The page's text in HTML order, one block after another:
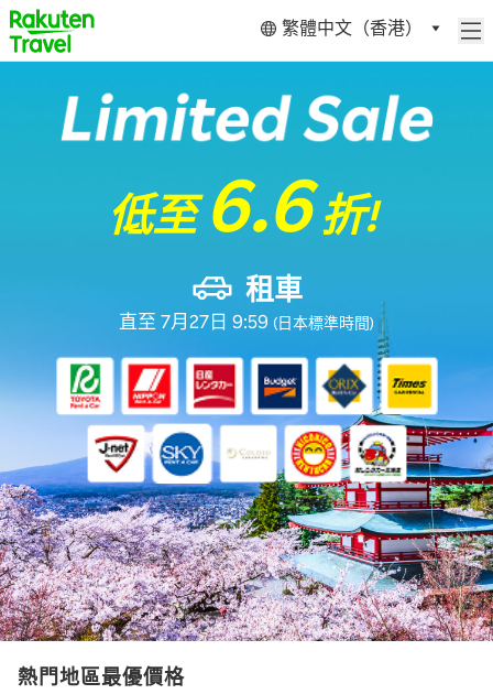
繁體中文（香港）
低至6.6折!
租車
直至 7月27日 9:59 (日本標準時間)
熱門地區最優價格